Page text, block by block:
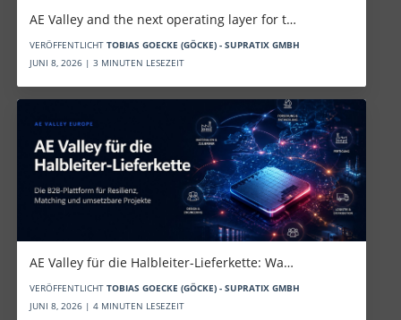
AE Valley and the next operating layer for t…
VERÖFFENTLICHT TOBIAS GOECKE (GÖCKE) - SUPRATIX GMBH
JUNI 8, 2026 | 3 MINUTEN LESEZEIT
AE Valley für die Halbleiter-Lieferkette: Wa…
VERÖFFENTLICHT TOBIAS GOECKE (GÖCKE) - SUPRATIX GMBH
JUNI 8, 2026 | 4 MINUTEN LESEZEIT